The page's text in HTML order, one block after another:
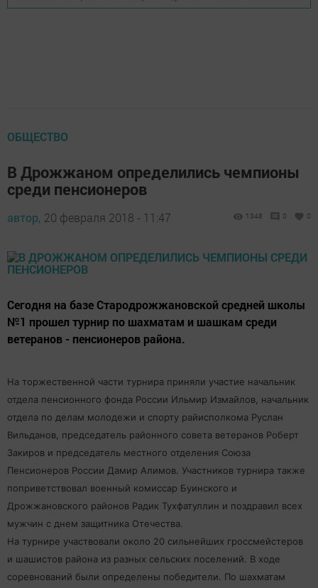
ОБЩЕСТВО
В Дрожжаном определились чемпионы
среди пенсионеров
автор, 20 февраля 2018 - 11:47 1348 0 0
Сегодня на базе Стародрожжановской средней школы
№1 прошел турнир по шахматам и шашкам среди
ветеранов - пенсионеров района.
На торжественной части турнира приняли участие начальник
отдела пенсионного фонда России Ильмир Измайлов, начальник
отдела по делам молодежи и спорту райисполкома Руслан
Вильданов, председатель районного совета ветеранов Роберт
Закиров и председатель местного отделения Союза
Пенсионеров России Дамир Алимов. Участников турнира также
поприветствовал военный комиссар Буинского и
Дрожжановского районов Радик Тухфатуллин и поздравил всех
мужчин с днем защитника Отечества.
На турнире участвовали около 20 сильнейших гроссмейстеров
и шашистов района из разных сельских поселений. В ходе
соревнований были определены победители. По шахматам